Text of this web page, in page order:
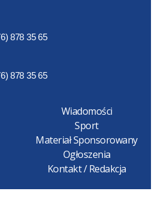
878 35 65
878 35 65
Wiadomości
Sport
Materiał Sponsorowany
Ogłoszenia
Kontakt / Redakcja